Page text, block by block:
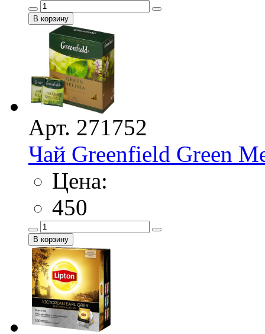
Арт. 271752
Чай Greenfield Green
Цена:
450